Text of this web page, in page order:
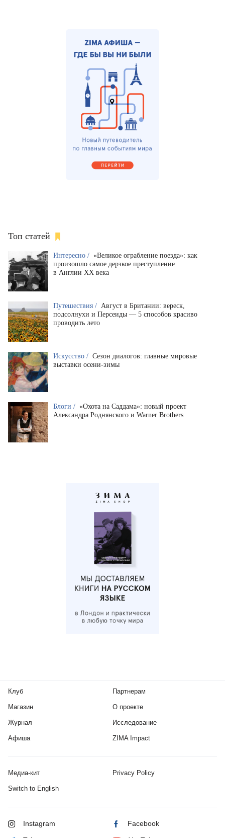
Топ статей
Интересно / «Великое ограбление поезда»: как
произошло самое дерзкое преступление
в Англии XX века
Путешествия / Август в Британии: вереск,
подсолнухи и Персеиды — 5 способов красиво
проводить лето
Искусство / Сезон диалогов: главные мировые
выставки осени-зимы
Блоги / «Охота на Саддама»: новый проект
Александра Роднянского и Warner Brothers
Клуб
Магазин
Журнал
Афиша
Партнерам
О проекте
Исследование
ZIMA Impact
Медиа-кит Privacy Policy
Switch to English
Instagram Facebook